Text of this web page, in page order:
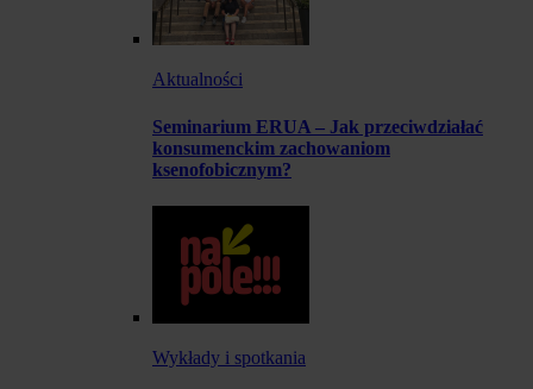
Aktualności
Seminarium ERUA – Jak przeciwdziałać
konsumenckim zachowaniom
ksenofobicznym?
Wykłady i spotkania